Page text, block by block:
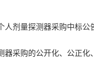
人剂量探测器采购中标公
器采购的公开化、公正